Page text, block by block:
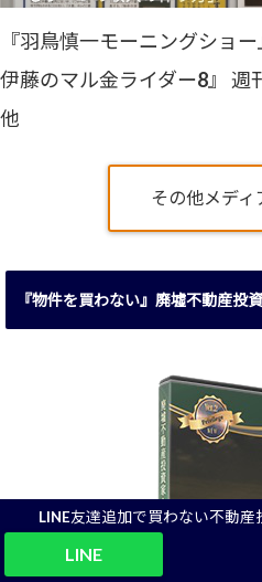
LINE友達追加で買わない不動
LINE
『羽鳥慎一モーニングショ
伊藤のマル金ライダー8』
他
その他メディ
『物件を買わない』廃墟不動産投資